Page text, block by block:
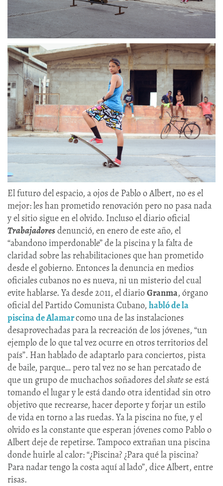
El futuro del espacio, a ojos de Pablo o Albert, no es el
mejor: les han prometido renovación pero no pasa nada
y el sitio sigue en el olvido. Incluso el diario oficial
Trabajadoresdenunció, en enero de este año, el
“abandono imperdonable” de la piscina y la falta de
claridad sobre las rehabilitaciones que han prometido
desde el gobierno. Entonces la denuncia en medios
oficiales cubanos no es nueva, ni un misterio del cual
evite hablarse. Ya desde 2011, el diarioGranma, órgano
oficial del Partido Comunista Cubano, habló de la
piscina de Alamarcomo una de las instalaciones
desaprovechadas para la recreación de los jóvenes, “un
ejemplo de lo que tal vez ocurre en otros territorios del
país”. Han hablado de adaptarlo para conciertos, pista
de baile, parque… pero tal vez no se han percatado de
que un grupo de muchachos soñadores delskate se está
tomando el lugar y le está dando otra identidad sin otro
objetivo que recrearse, hacer deporte y forjar un estilo
de vida en torno a las ruedas. Ya la piscina no fue, y el
olvido es la constante que esperan jóvenes como Pablo o
Albert deje de repetirse. Tampoco extrañan una piscina
donde huirle al calor: “¿Piscina? ¿Para qué la piscina?
Para nadar tengo la costa aquí al lado”, dice Albert, entre
risas.